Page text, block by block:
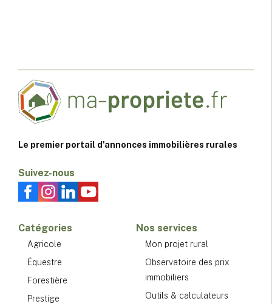
Le premier portail d'annonces immobilières rurales
Suivez-nous
Catégories
Agricole
Équestre
Forestière
Prestige
Nos services
Mon projet rural
Observatoire des prix
immobiliers
Outils & calculateurs